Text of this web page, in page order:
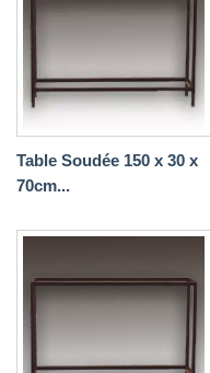
Table Soudée 150 x 30 x
70cm...